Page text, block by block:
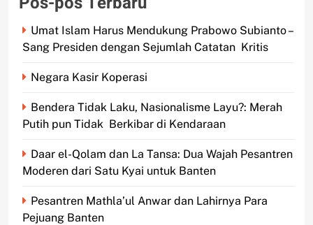
Umat Islam Harus Mendukung Prabowo Subianto –
Sang Presiden dengan Sejumlah Catatan Kritis
Negara Kasir Koperasi
Bendera Tidak Laku, Nasionalisme Layu?: Merah
Putih pun Tidak Berkibar di Kendaraan
Daar el-Qolam dan La Tansa: Dua Wajah Pesantren
Moderen dari Satu Kyai untuk Banten
Pesantren Mathla’ul Anwar dan Lahirnya Para
Pejuang Banten